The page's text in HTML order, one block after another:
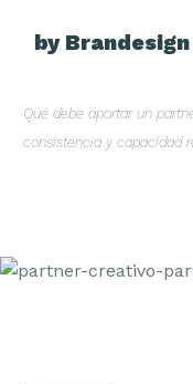
by Brandesign
Qué debe aportar un
consistencia y capacidad